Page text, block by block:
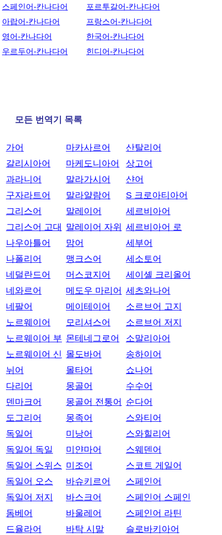
스페인어-칸나다어
아랍어-칸나다어
영어-칸나다어
우르두어-칸나다어
포르투갈어-칸나다어
프랑스어-칸나다어
한국어-칸나다어
힌디어-칸나다어
모든 번역기 목록
가어
갈리시아어
과라니어
구자라트어
그리스어
그리스어 고대
나우아틀어
나폴리어
네덜란드어
네와르어
네팔어
노르웨이어
노르웨이어 부
노르웨이어 신
뉘어
다리어
덴마크어
도그리어
독일어
독일어 독일
독일어 스위스
독일어 오스
독일어 저지
돔베어
드율라어
마카사르어
마케도니아어
말라가시어
말라얄람어
말레이어
말레이어 자위
맘어
맹크스어
머스코지어
메도우 마리어
메이테이어
모리셔스어
몬테네그로어
몰도바어
몰타어
몽골어
몽골어 전통어
몽족어
미낭어
미얀마어
미조어
바슈키르어
바스크어
바울레어
바탁 시말
산탈리어
상고어
샨어
S 크로아티아어
세르비아어
세르비아어 로
세부어
세소토어
세이셸 크리올어
세츠와나어
소르브어 고지
소르브어 저지
소말리아어
송하이어
쇼나어
수수어
순다어
스와티어
스와힐리어
스웨덴어
스코트 게일어
스페인어
스페인어 스페인
스페인어 라틴
슬로바키아어